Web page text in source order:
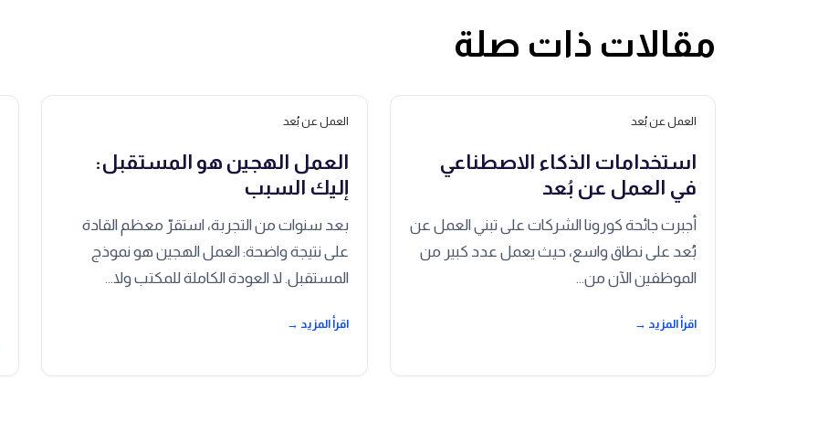
مقالات ذات صلة
العمل عن بُعد
استخدامات الذكاء الاصطناعي
في العمل عن بُعد
أجبرت جائحة كورونا الشركات على تبني العمل عن
بُعد على نطاق واسع، حيث يعمل عدد كبير من
الموظفين الآن من…
اقرأ المزيد →
العمل عن بُعد
العمل الهجين هو المستقبل:
إليك السبب
بعد سنوات من التجربة، استقرّ معظم القادة
على نتيجة واضحة: العمل الهجين هو نموذج
المستقبل. لا العودة الكاملة للمكتب ولا…
اقرأ المزيد →